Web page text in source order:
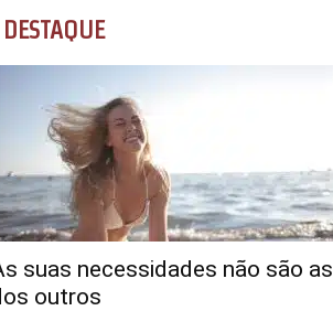
DESTAQUE
suas necessidades não são as
outros